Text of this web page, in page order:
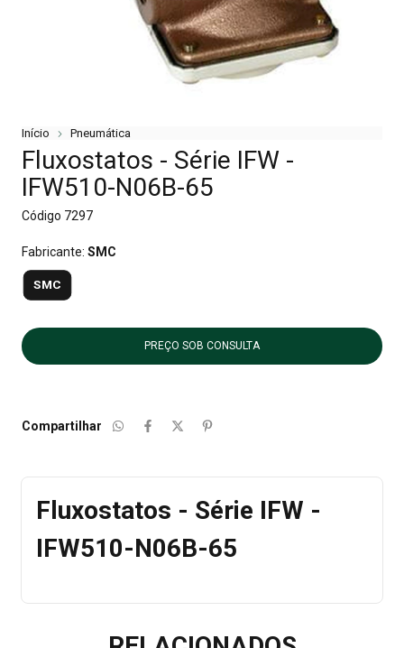
Início Pneumática
Fluxostatos - Série IFW -
IFW510-N06B-65
Código 7297
Fabricante: SMC
SMC
Compartilhar
Fluxostatos - Série IFW -
IFW510-N06B-65